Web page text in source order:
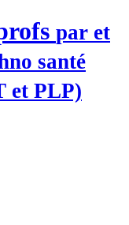
par et
santé
et PLP)